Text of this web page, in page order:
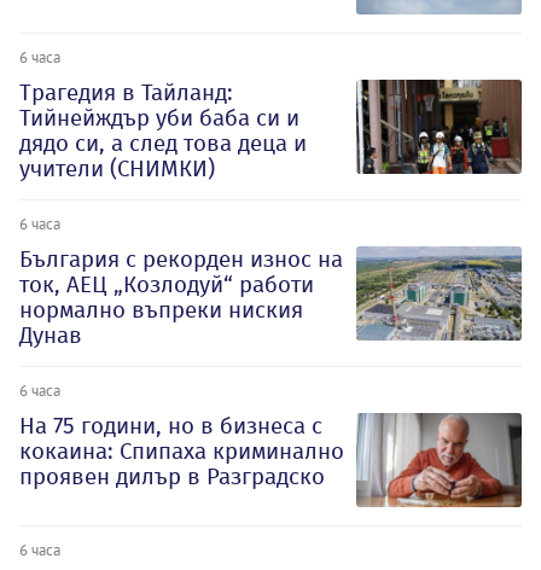
6 часа
Трагедия в Тайланд:
Тийнейждър уби баба си и
дядо си, а след това деца и
учители (СНИМКИ)
6 часа
България с рекорден износ на
ток, АЕЦ „Козлодуй“ работи
нормално въпреки ниския
Дунав
6 часа
На 75 години, но в бизнеса с
кокаина: Спипаха криминално
проявен дилър в Разградско
6 часа